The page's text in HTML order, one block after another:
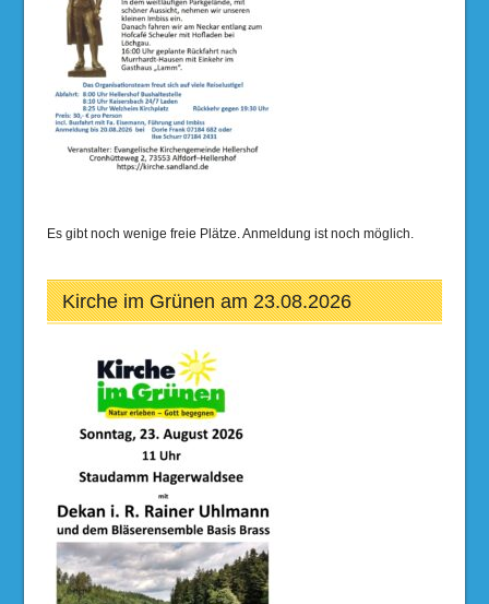
Es gibt noch wenige freie Plätze. Anmeldung ist noch möglich.
Kirche im Grünen am 23.08.2026